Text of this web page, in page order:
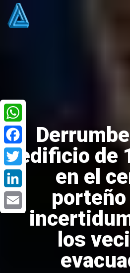
edificio de
en el
porteño
los
WhatsApp
Facebook
Twitter
LinkedIn